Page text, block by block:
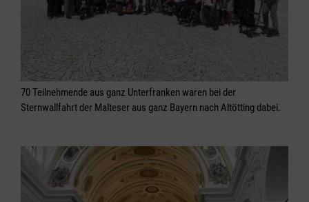
70 Teilnehmende aus ganz Unterfranken waren bei der
Sternwallfahrt der Malteser aus ganz Bayern nach Altötting dabei.